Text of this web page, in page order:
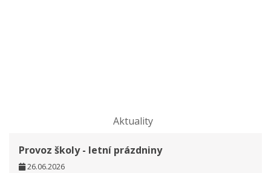
Aktuality
Provoz školy - letní prázdniny
26.06.2026